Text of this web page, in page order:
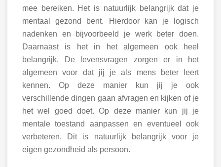
mee bereiken. Het is natuurlijk belangrijk dat je
mentaal gezond bent. Hierdoor kan je logisch
nadenken en bijvoorbeeld je werk beter doen.
Daarnaast is het in het algemeen ook heel
belangrijk. De levensvragen zorgen er in het
algemeen voor dat jij je als mens beter leert
kennen. Op deze manier kun jij je ook
verschillende dingen gaan afvragen en kijken of je
het wel goed doet. Op deze manier kun jij je
mentale toestand aanpassen en eventueel ook
verbeteren. Dit is natuurlijk belangrijk voor je
eigen gezondheid als persoon.